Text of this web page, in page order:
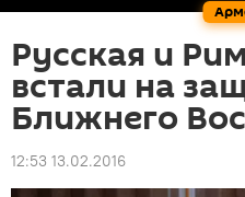
Русская и
встали на
Ближнего
12:53 13.02.2016